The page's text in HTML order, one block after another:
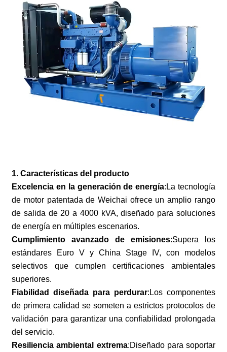
1. Características del producto
Excelencia en la generación de energía:La tecnología
de motor patentada de Weichai ofrece un amplio rango
de salida de 20 a 4000 kVA, diseñado para soluciones
de energía en múltiples escenarios.
Cumplimiento avanzado de emisiones:Supera los
estándares Euro V y China Stage IV, con modelos
selectivos que cumplen certificaciones ambientales
superiores.
Fiabilidad diseñada para perdurar:Los componentes
de primera calidad se someten a estrictos protocolos de
validación para garantizar una confiabilidad prolongada
del servicio.
Resiliencia ambiental extrema:Diseñado para soportar